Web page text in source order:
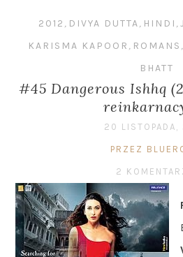
2012 , DIVYA DUTTA, HINDI ,
KARISMA KAPOOR , ROMANS ,
BHATT
#45 Dangerous Ishhq
20 LISTOPADA,
PRZEZ
2